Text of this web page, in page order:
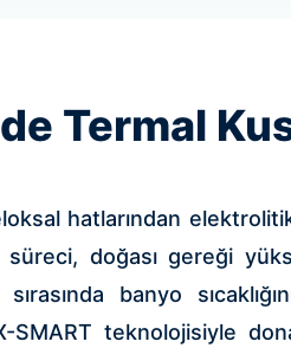
Termal
hatlarından
süreci, doğası gereği
banyo
SMART teknolojisiyle